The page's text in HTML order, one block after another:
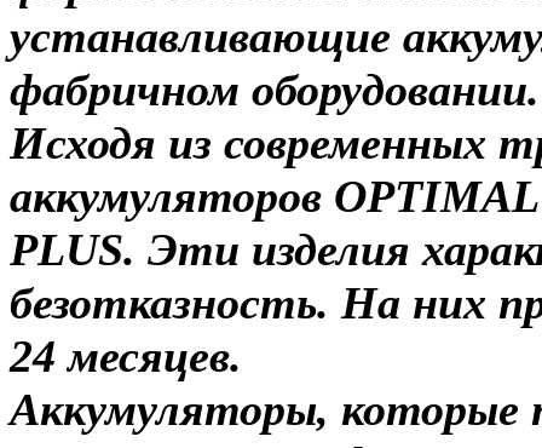
устанавливающие
фабричном
Исходя из современных
аккумуляторов
PLUS. Эти изделия
безотказность. На них
24 месяцев.
Аккумуляторы, которые